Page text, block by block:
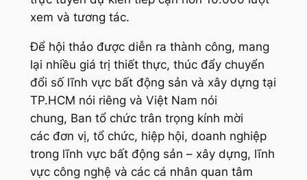
xem và tương tác.
Để hội thảo được diễn ra thành công, mang
lại nhiều giá trị thiết thực, thúc đẩy chuyển
đổi số lĩnh vực bất động sản và xây dựng tại
TP.HCM nói riêng và Việt Nam nói
chung, Ban tổ chức trân trọng kính mời
các đơn vị, tổ chức, hiệp hội, doanh nghiệp
trong lĩnh vực bất động sản – xây dựng, lĩnh
vực công nghệ và các cá nhân quan tâm